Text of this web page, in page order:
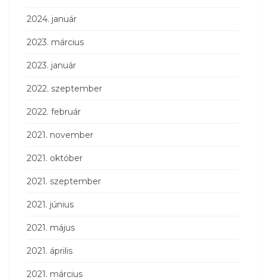
2024. január
2023. március
2023. január
2022. szeptember
2022. február
2021. november
2021. október
2021. szeptember
2021. június
2021. május
2021. április
2021. március